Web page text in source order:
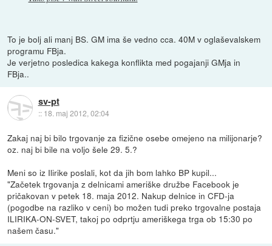
To je bolj ali manj BS. GM ima še vedno cca. 40M v oglaševalskem
programu FBja.
Je verjetno posledica kakega konflikta med pogajanji GMja in
FBja..
sv-pt
:: 18. maj 2012, 02:04
Zakaj naj bi bilo trgovanje za fizične osebe omejeno na milijonarje?
oz. naj bi bile na voljo šele 29. 5.?
Meni so iz Ilirike poslali, kot da jih bom lahko BP kupil...
"Začetek trgovanja z delnicami ameriške družbe Facebook je
pričakovan v petek 18. maja 2012. Nakup delnice in CFD-ja
(pogodbe na razliko v ceni) bo možen tudi preko trgovalne postaja
ILIRIKA-ON-SVET, takoj po odprtju ameriškega trga ob 15:30 po
našem času."